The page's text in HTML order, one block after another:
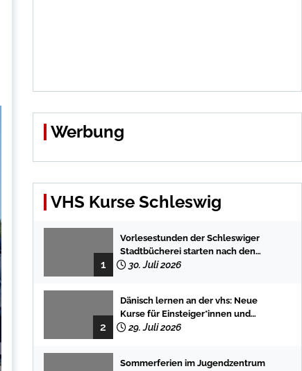
Werbung
VHS Kurse Schleswig
1
Vorlesestunden der Schleswiger
Stadtbücherei starten nach den
Sommerferien mit spannenden
30. Juli 2026
2
Dänisch lernen an der vhs: Neue
Kurse für Einsteiger*innen und
Fortgeschrittene
29. Juli 2026
Sommerferien im Jugendzentrum